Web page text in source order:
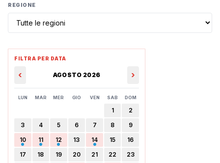
REGIONE
FILTRA PER DATA
‹ AGOSTO 2026 ›
LUN MAR MER GIO VEN SAB DOM
1
2
3
4 5 6 7 8
9
10
11 12 13 14 15
16
17
18 19 20 21 22
23